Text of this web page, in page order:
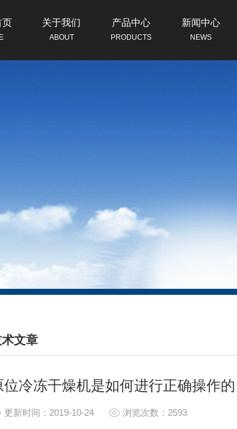
页 关于我们
ABOUT
产品中心
PRODUCTS
新闻中心
NEWS
文章
ARTICLES
位冷冻干燥机是如何进行正确操作的
更新时间：2019-10-24 浏览次数：2593